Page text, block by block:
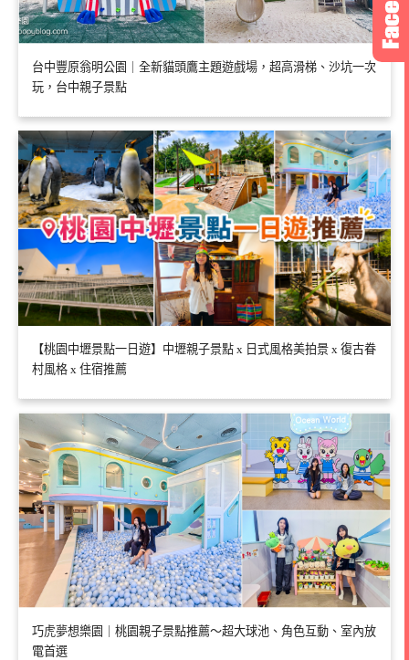
台中豐原翁明公園｜全新貓頭鷹主題遊戲場，超高滑梯、沙坑一次
玩，台中親子景點
【桃園中壢景點一日遊】中壢親子景點 x 日式風格美拍景 x 復古眷
村風格 x 住宿推薦
巧虎夢想樂園｜桃園親子景點推薦～超大球池、角色互動、室內放
電首選